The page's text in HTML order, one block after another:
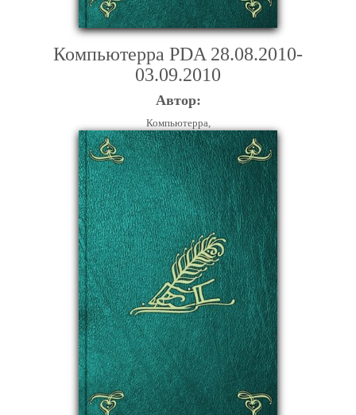
Компьютерра PDA 28.08.2010-
03.09.2010
Автор:
Компьютерра,